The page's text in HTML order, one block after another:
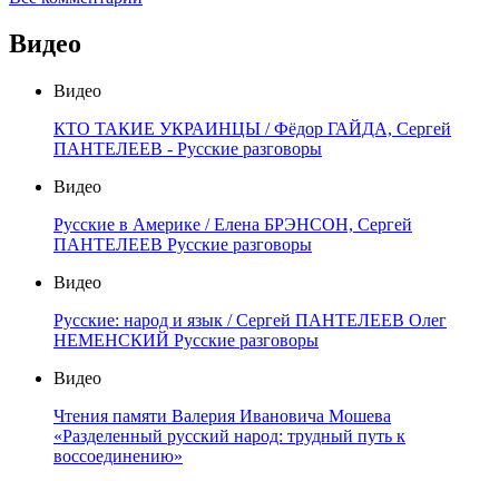
Видео
Видео
КТО ТАКИЕ УКРАИНЦЫ / Фёдор ГАЙДА, Сергей
ПАНТЕЛЕЕВ - Русские разговоры
Видео
Русские в Америке / Елена БРЭНСОН, Сергей
ПАНТЕЛЕЕВ Русские разговоры
Видео
Русские: народ и язык / Сергей ПАНТЕЛЕЕВ Олег
НЕМЕНСКИЙ Русские разговоры
Видео
Чтения памяти Валерия Ивановича Мошева
«Разделенный русский народ: трудный путь к
воссоединению»